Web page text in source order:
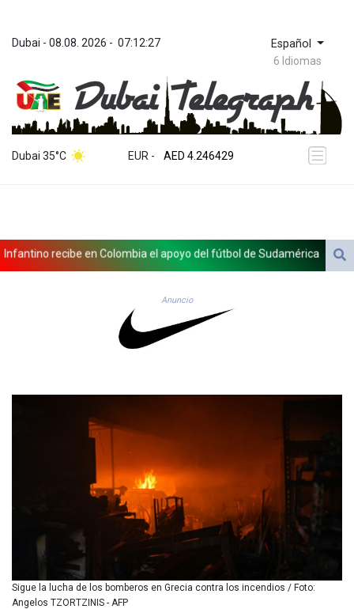
Dubai - 08.08. 2026 - 07:12:27 Español
6 Idiomas
Dubai 35°C EUR -
ZWL 372.275202
AED 4.246429
AED 4.246429
AFN 76.887634
ARS 1724.882575
AUD 1.635501
AZN 1.97002
BAM 1.961391
BBD 2.328337
BMD 1.156136
BSD 1.155995
BTN 110.001186
BWP 15.603479
BYN 3.442212
BYR 22660.258427
BZD 2.324897
CAD 1.613446
CDF 2615.761404
recibe en Colombia el apoyo del fútbol de Sudamérica
Anuncio
Sigue la lucha de los bomberos en Grecia contra los incendios / Foto:
Angelos TZORTZINIS - AFP